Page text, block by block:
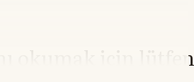
okumak için lütfen